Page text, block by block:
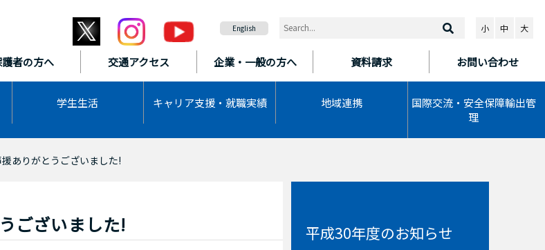
者の方へ 交通アクセス 企業・一般の方へ 資料請求 お問い合わせ
学生生活 キャリア支援・ 就職実績 地域連携
国際交流・安全保障輸出管
理
English 小 中 大
援ありがとうございました!
ございました! 平成30年度のお知らせ